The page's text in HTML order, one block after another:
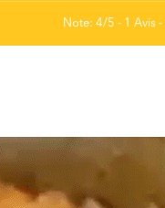
Note: 4/5 - 1 Avis -